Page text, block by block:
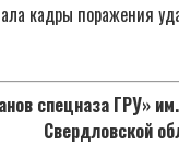
кадры поражения
спецназа ГРУ»
Свердловской